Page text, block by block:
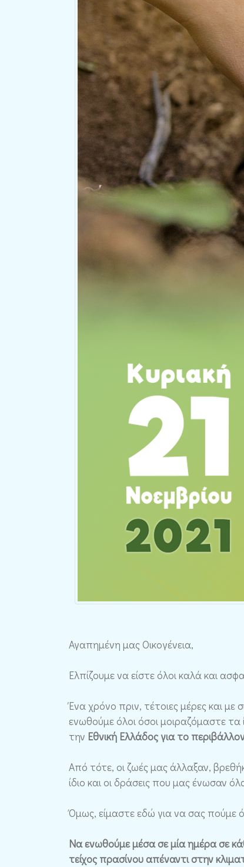
Αγαπημένη μας Οικογένεια,
Ελπίζουμε να είστε όλοι καλά και
Ένα χρόνο πριν, τέτοιες μέρες και με
ενωθούμε όλοι όσοι μοιραζόμαστε
την Εθνική Ελλάδος για το
Από τότε, οι ζωές μας άλλαξαν,
ίδιο και οι δράσεις που μας ένωσαν
Όμως, είμαστε εδώ για να σας πούμε
Να ενωθούμε μέσα σε μία ημέρα σε
τείχος πρασίνου απέναντι στην